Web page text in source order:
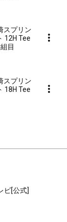
スプリン
12H Tee
目
スプリン
18H Tee
ビ[公式]